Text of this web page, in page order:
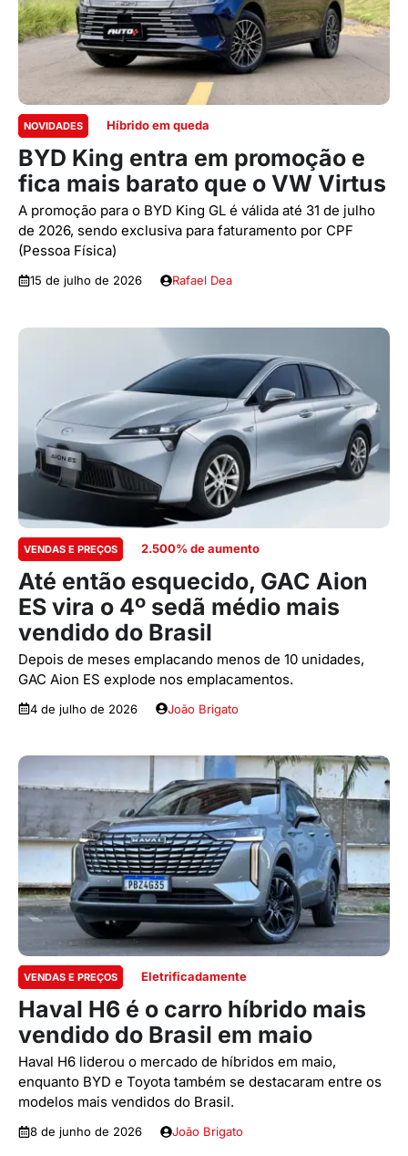
NOVIDADES Híbrido em queda
BYD King entra em promoção e
fica mais barato que o VW Virtus
A promoção para o BYD King GL é válida até 31 de julho
de 2026, sendo exclusiva para faturamento por CPF
(Pessoa Física)
15 de julho de 2026 Rafael Dea
VENDAS E PREÇOS 2.500% de aumento
Até então esquecido, GAC Aion
ES vira o 4º sedã médio mais
vendido do Brasil
Depois de meses emplacando menos de 10 unidades,
GAC Aion ES explode nos emplacamentos.
4 de julho de 2026 João Brigato
VENDAS E PREÇOS Eletrificadamente
Haval H6 é o carro híbrido mais
vendido do Brasil em maio
Haval H6 liderou o mercado de híbridos em maio,
enquanto BYD e Toyota também se destacaram entre os
modelos mais vendidos do Brasil.
8 de junho de 2026 João Brigato